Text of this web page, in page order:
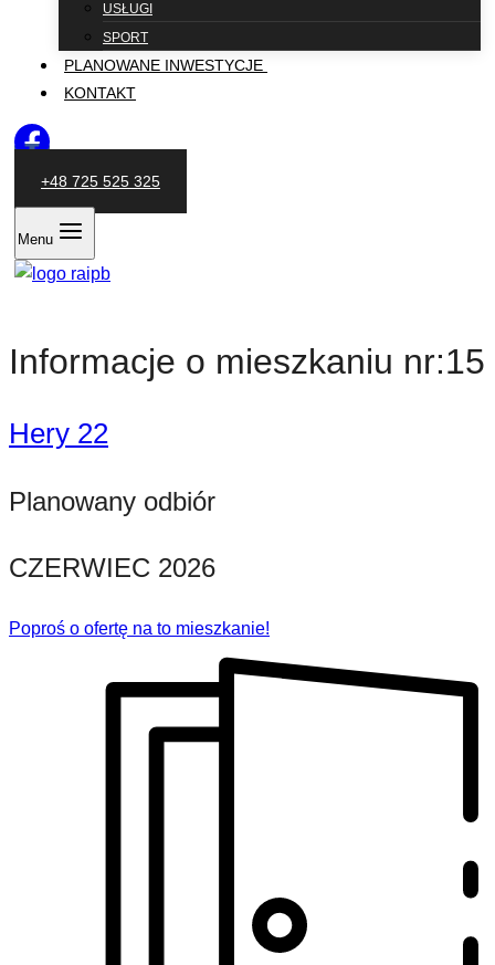
USŁUGI
SPORT
PLANOWANE INWESTYCJE
KONTAKT
+48 725 525 325
Menu
Informacje o mieszkaniu nr:15
Hery 22
Planowany odbiór
CZERWIEC 2026
Poproś o ofertę na to mieszkanie!